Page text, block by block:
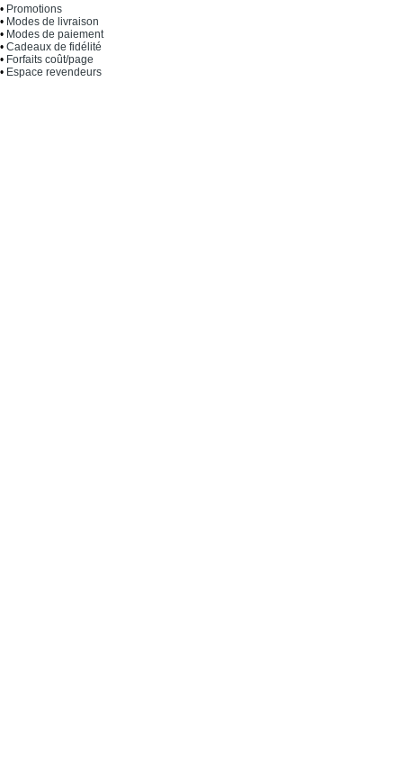
• Promotions
• Modes de livraison
• Modes de paiement
• Cadeaux de fidélité
• Forfaits coût/page
• Espace revendeurs